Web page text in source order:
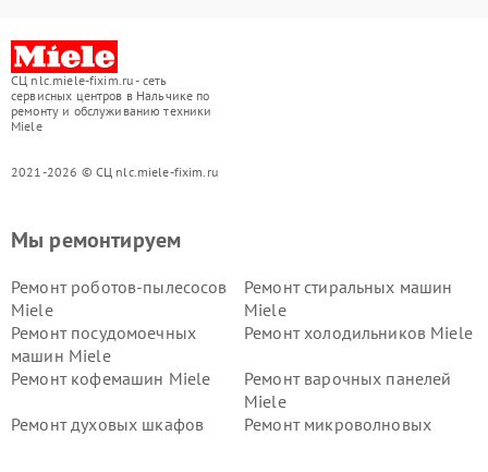
СЦ nlc.miele-fixim.ru - сеть
сервисных центров в Нальчике по
ремонту и обслуживанию техники
Miele
2021-2026 © СЦ nlc.miele-fixim.ru
Мы ремонтируем
Ремонт роботов-пылесосов
Miele
Ремонт стиральных машин
Miele
Ремонт посудомоечных
машин Miele
Ремонт холодильников Miele
Ремонт кофемашин Miele
Ремонт варочных панелей
Miele
Ремонт духовых шкафов
Ремонт микроволновых